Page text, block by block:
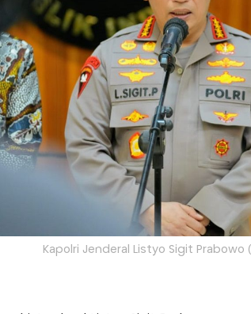
Kapolri Jenderal Listyo Sigit Prabowo